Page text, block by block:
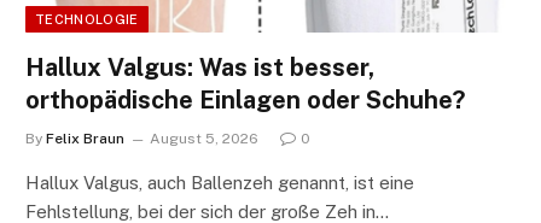
TECHNOLOGIE
Hallux Valgus: Was ist besser,
orthopädische Einlagen oder Schuhe?
By Felix Braun August 5, 2026 0
Hallux Valgus, auch Ballenzeh genannt, ist eine
Fehlstellung, bei der sich der große Zeh in…